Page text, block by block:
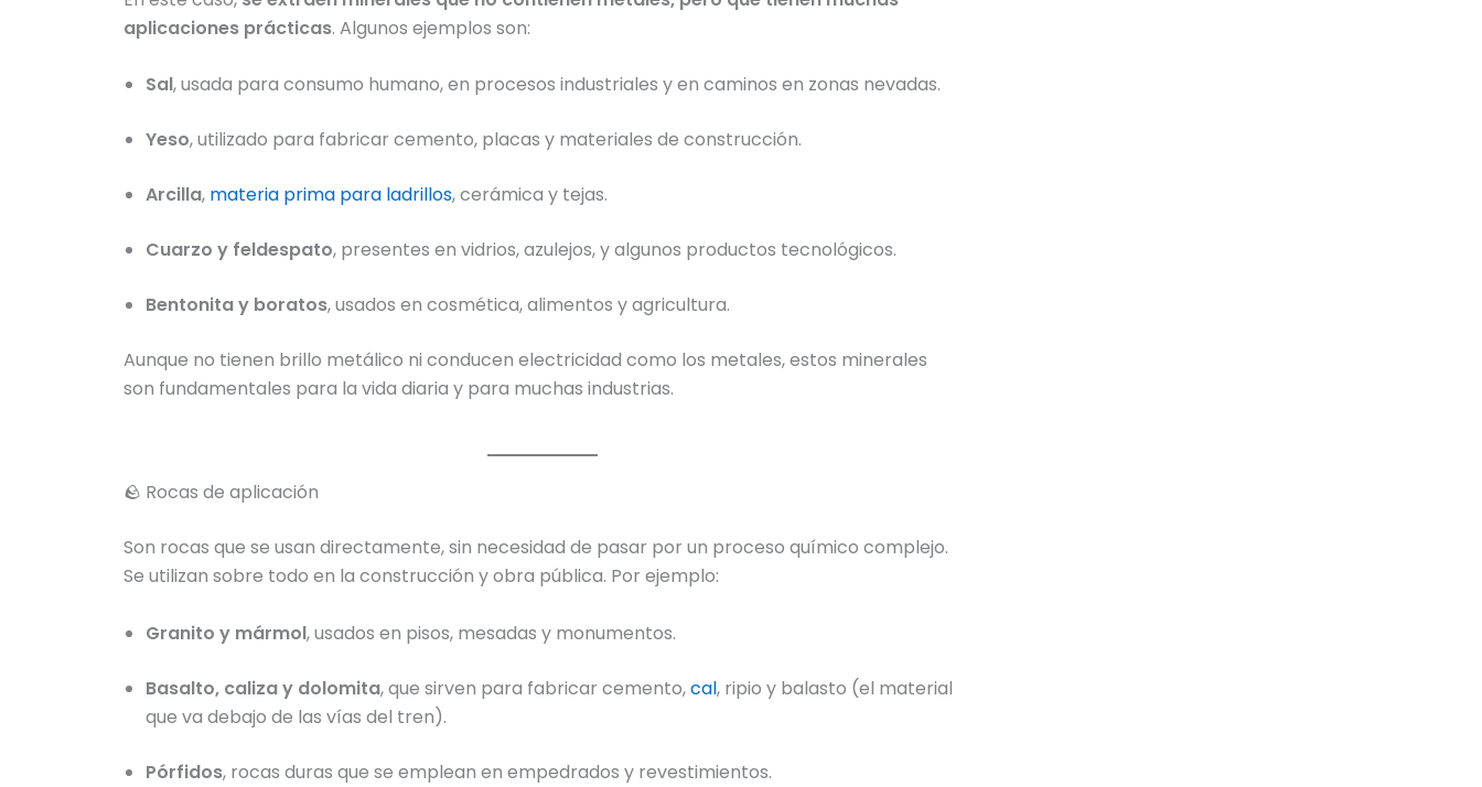
aplicaciones prácticas. Algunos ejemplos son:
Sal, usada para consumo humano, en procesos industriales y en caminos en zonas nevadas.
Yeso, utilizado para fabricar cemento, placas y materiales de construcción.
Arcilla, materia prima para ladrillos, cerámica y tejas.
Cuarzo y feldespato, presentes en vidrios, azulejos, y algunos productos tecnológicos.
Bentonita y boratos, usados en cosmética, alimentos y agricultura.
Aunque no tienen brillo metálico ni conducen electricidad como los metales, estos minerales
son fundamentales para la vida diaria y para muchas industrias.
🪨 Rocas de aplicación
Son rocas que se usan directamente, sin necesidad de pasar por un proceso químico complejo.
Se utilizan sobre todo en la construcción y obra pública. Por ejemplo:
Granito y mármol, usados en pisos, mesadas y monumentos.
Basalto, caliza y dolomita, que sirven para fabricar cemento,cal, ripio y balasto (el material
que va debajo de las vías del tren).
Pórfidos, rocas duras que se emplean en empedrados y revestimientos.